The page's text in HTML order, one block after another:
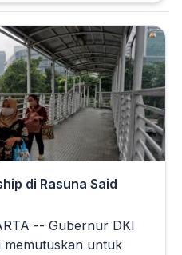
di Rasuna Said
-- Gubernur DKI
untuk